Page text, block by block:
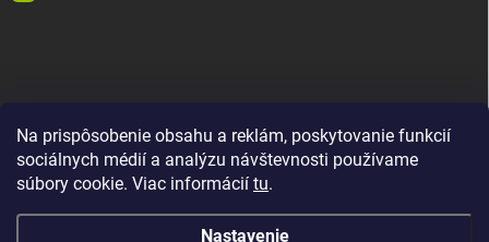
Na prispôsobenie obsahu a reklám, poskytovanie funkcií
sociálnych médií a analýzu návštevnosti používame
súbory cookie. Viac informácií tu.
Nastavenie